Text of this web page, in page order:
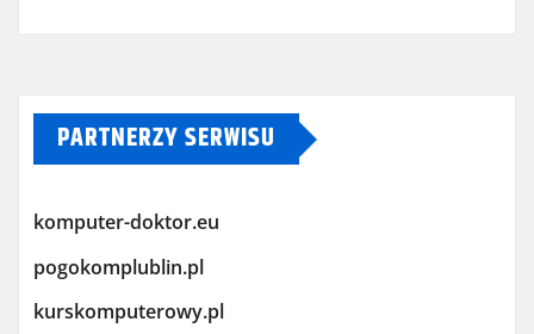
PARTNERZY SERWISU
komputer-doktor.eu
pogokomplublin.pl
kurskomputerowy.pl